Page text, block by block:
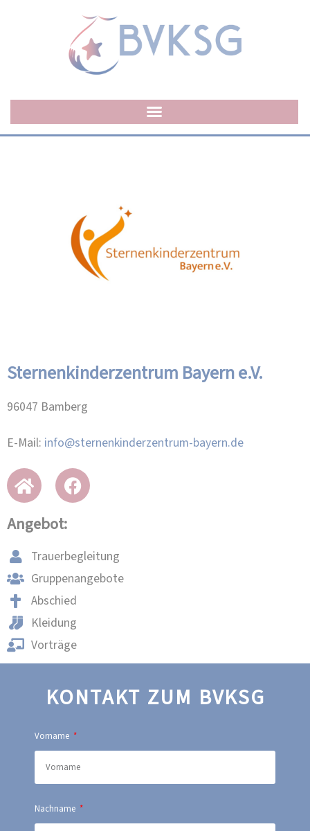
Sternenkinderzentrum Bayern e.V.
96047 Bamberg
E-Mail: info@sternenkinderzentrum-bayern.de
Angebot:
Trauerbegleitung
Gruppenangebote
Abschied
Kleidung
Vorträge
KONTAKT ZUM BVKSG
Vorname
Nachname